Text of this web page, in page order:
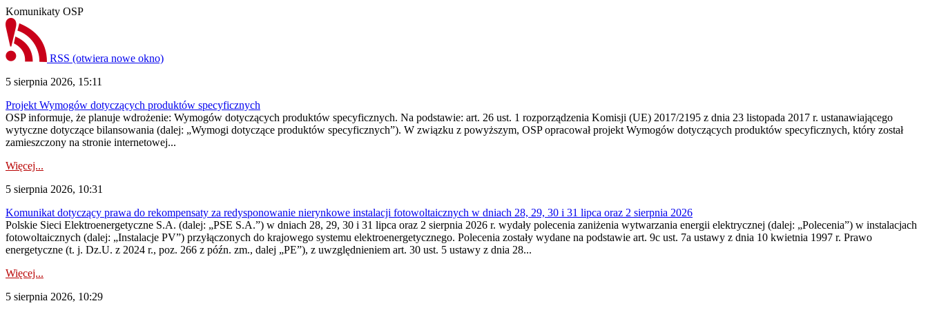
Komunikaty OSP
RSS (otwiera nowe okno)
5 sierpnia 2026, 15:11
Projekt Wymogów dotyczących produktów specyficznych
OSP informuje, że planuje wdrożenie: Wymogów dotyczących produktów specyficznych. Na podstawie: art. 26 ust. 1 rozporządzenia Komisji (UE) 2017/2195 z dnia 23‍ listopada 2017 r. ustanawiającego
wytyczne dotyczące bilansowania (dalej: „Wymogi dotyczące produktów specyficznych”). W związku z powyższym, OSP opracował projekt Wymogów dotyczących produktów specyficznych, który został
zamieszczony na stronie internetowej...
Więcej...
5 sierpnia 2026, 10:31
Komunikat dotyczący prawa do rekompensaty za redysponowanie nierynkowe instalacji fotowoltaicznych w dniach 28, 29, 30 i 31 lipca oraz 2 sierpnia 2026
Polskie Sieci Elektroenergetyczne S.A. (dalej: „PSE S.A.”) w dniach 28, 29, 30 i 31 lipca oraz 2 sierpnia 2026 r. wydały polecenia zaniżenia wytwarzania energii elektrycznej (dalej: „Polecenia”) w instalacjach
fotowoltaicznych (dalej: „Instalacje PV”) przyłączonych do krajowego systemu elektroenergetycznego. Polecenia zostały wydane na podstawie art. 9c ust. 7a ustawy z dnia 10 kwietnia 1997 r. Prawo
energetyczne (t. j. Dz.U. z 2024 r., poz. 266 z późn. zm., dalej „PE”), z uwzględnieniem art. 30 ust. 5 ustawy z dnia 28...
Więcej...
5 sierpnia 2026, 10:29